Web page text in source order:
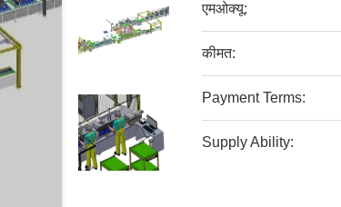
एमओक्यू:
कीमत:
Payment Terms:
Supply Ability: